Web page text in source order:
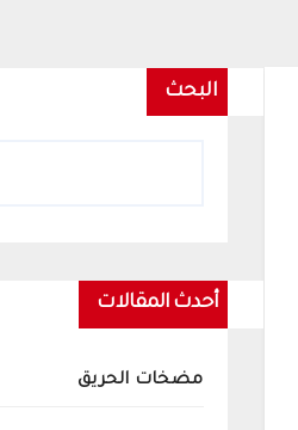
البحث
أحدث المقالات
مضخات الحريق